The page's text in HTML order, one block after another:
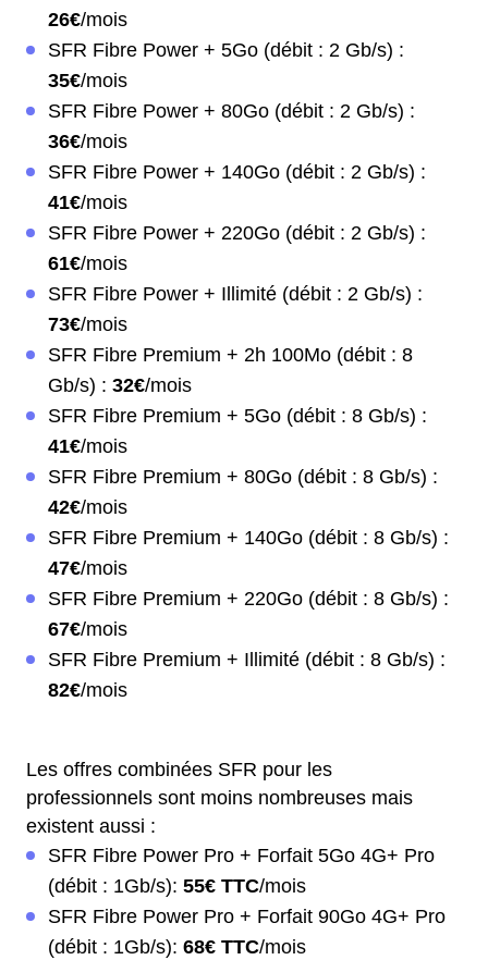
26€/mois
SFR Fibre Power + 5Go (débit : 2 Gb/s) :
35€/mois
SFR Fibre Power + 80Go (débit : 2 Gb/s) :
36€/mois
SFR Fibre Power + 140Go (débit : 2 Gb/s) :
41€/mois
SFR Fibre Power + 220Go (débit : 2 Gb/s) :
61€/mois
SFR Fibre Power + Illimité (débit : 2 Gb/s) :
73€/mois
SFR Fibre Premium + 2h 100Mo (débit : 8
Gb/s) : 32€/mois
SFR Fibre Premium + 5Go (débit : 8 Gb/s) :
41€/mois
SFR Fibre Premium + 80Go (débit : 8 Gb/s) :
42€/mois
SFR Fibre Premium + 140Go (débit : 8 Gb/s) :
47€/mois
SFR Fibre Premium + 220Go (débit : 8 Gb/s) :
67€/mois
SFR Fibre Premium + Illimité (débit : 8 Gb/s) :
82€/mois
Les offres combinées SFR pour les
professionnels sont moins nombreuses mais
existent aussi :
SFR Fibre Power Pro + Forfait 5Go 4G+ Pro
(débit : 1Gb/s): 55€ TTC/mois
SFR Fibre Power Pro + Forfait 90Go 4G+ Pro
(débit : 1Gb/s): 68€ TTC/mois